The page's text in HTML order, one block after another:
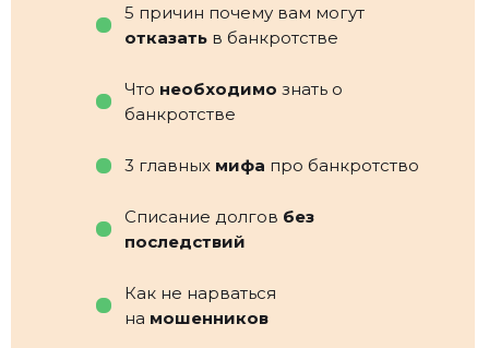
5 причин почему вам могут
отказать в банкротстве
Как не нарваться
на мошенников
3 главных мифа про банкротство
Что необходимо знать о
банкротстве
Списание долгов без
последствий